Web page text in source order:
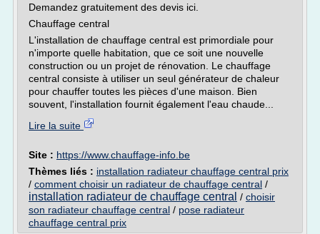
Demandez gratuitement des devis ici.
Chauffage central
L'installation de chauffage central est primordiale pour
n'importe quelle habitation, que ce soit une nouvelle
construction ou un projet de rénovation. Le chauffage
central consiste à utiliser un seul générateur de chaleur
pour chauffer toutes les pièces d'une maison. Bien
souvent, l'installation fournit également l'eau chaude...
Lire la suite
Site : https://www.chauffage-info.be
Thèmes liés : installation radiateur chauffage central prix
/ comment choisir un radiateur de chauffage central /
installation radiateur de chauffage central / choisir
son radiateur chauffage central / pose radiateur
chauffage central prix